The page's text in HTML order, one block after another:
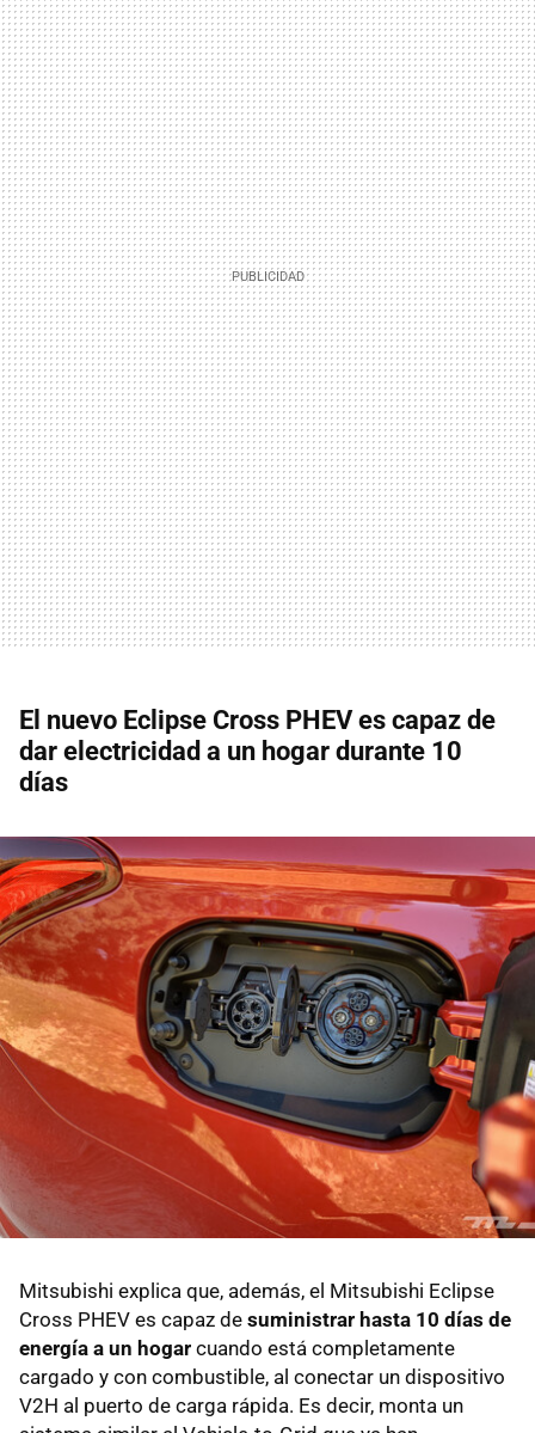
El nuevo Eclipse Cross PHEV es capaz de
dar electricidad a un hogar durante 10
días
Mitsubishi explica que, además, el Mitsubishi Eclipse
Cross PHEV es capaz de suministrar hasta 10 días de
energía a un hogar cuando está completamente
cargado y con combustible, al conectar un dispositivo
V2H al puerto de carga rápida. Es decir, monta un